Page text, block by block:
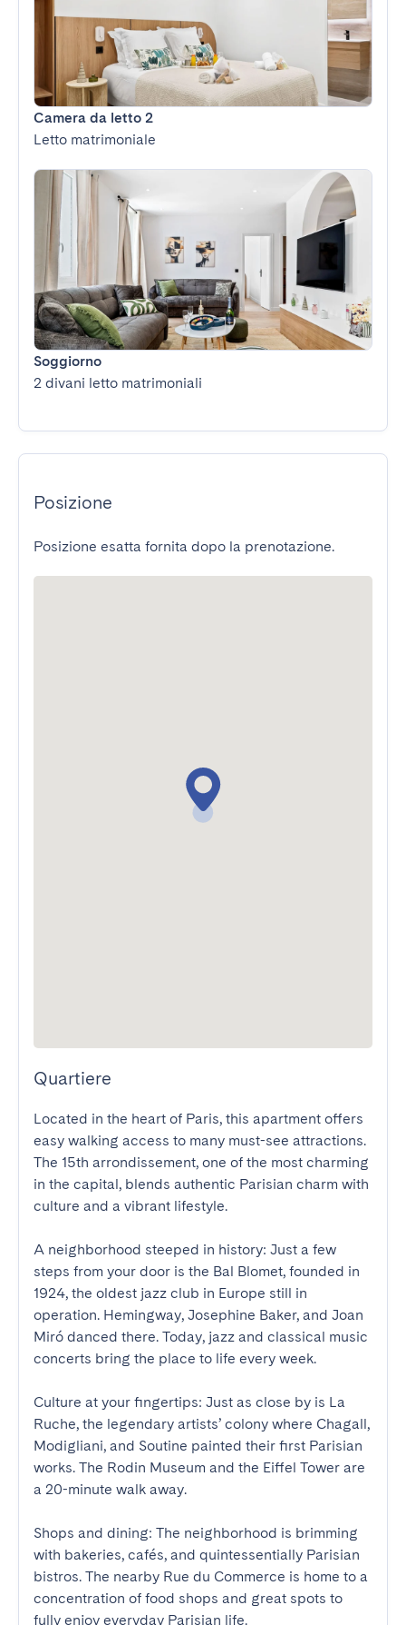
Camera da letto 2
Letto matrimoniale
Soggiorno
2 divani letto matrimoniali
Posizione
Posizione esatta fornita dopo la prenotazione.
Quartiere
Located in the heart of Paris, this apartment offers
easy walking access to many must-see attractions.
The 15th arrondissement, one of the most charming
in the capital, blends authentic Parisian charm with
culture and a vibrant lifestyle.
A neighborhood steeped in history: Just a few
steps from your door is the Bal Blomet, founded in
1924, the oldest jazz club in Europe still in
operation. Hemingway, Josephine Baker, and Joan
Miró danced there. Today, jazz and classical music
concerts bring the place to life every week.
Culture at your fingertips: Just as close by is La
Ruche, the legendary artists’ colony where Chagall,
Modigliani, and Soutine painted their first Parisian
works. The Rodin Museum and the Eiffel Tower are
a 20-minute walk away.
Shops and dining: The neighborhood is brimming
with bakeries, cafés, and quintessentially Parisian
bistros. The nearby Rue du Commerce is home to a
concentration of food shops and great spots to
fully enjoy everyday Parisian life.